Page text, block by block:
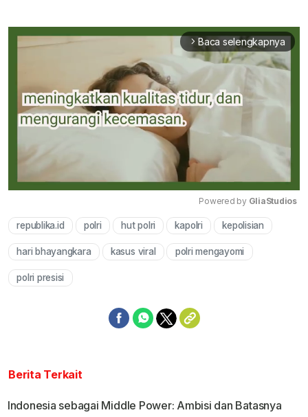
arrow_forward_ios Baca selengkapnya
Mute
Powered by GliaStudios
republika.id polri hut polri kapolri kepolisian
hari bhayangkara kasus viral polri mengayomi
polri presisi
Berita Terkait
Indonesia sebagai Middle Power: Ambisi dan Batasnya